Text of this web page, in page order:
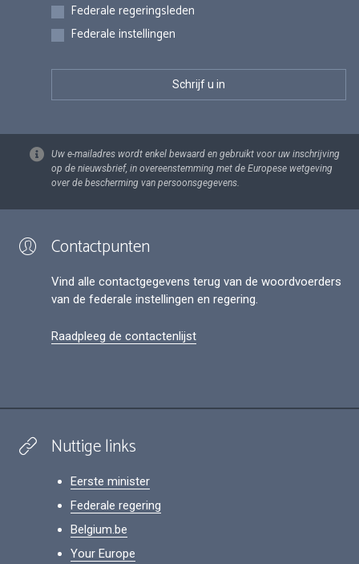
Federale regeringsleden
Federale instellingen
Uw e-mailadres wordt enkel bewaard en gebruikt voor uw inschrijving
op de nieuwsbrief, in overeenstemming met de Europese wetgeving
over de bescherming van persoonsgegevens.
Contactpunten
Vind alle contactgegevens terug van de woordvoerders
van de federale instellingen en regering.
Raadpleeg de contactenlijst
Nuttige links
Eerste minister
Federale regering
Belgium.be
Your Europe